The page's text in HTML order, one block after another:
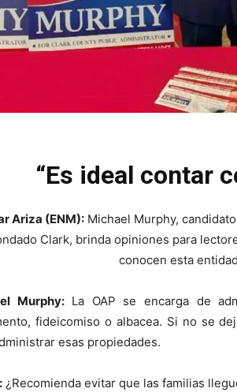
“Es ideal contar
Ariza (ENM):Michael Murphy,
Clark, brinda opiniones para
conocen esta
Murphy:La OAP se encarga de
fideicomiso o albacea. Si no se
esas propiedades.
¿Recomienda evitar que las familias